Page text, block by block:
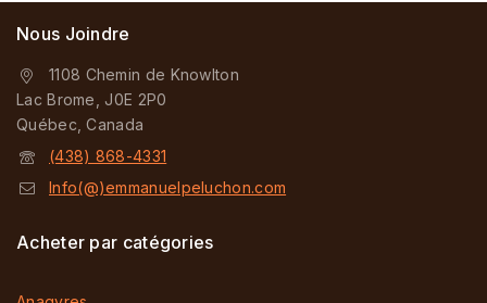
Nous Joindre
1108 Chemin de Knowlton
Lac Brome, J0E 2P0
Québec, Canada
(438) 868-4331
Info(@)emmanuelpeluchon.com
Acheter par catégories